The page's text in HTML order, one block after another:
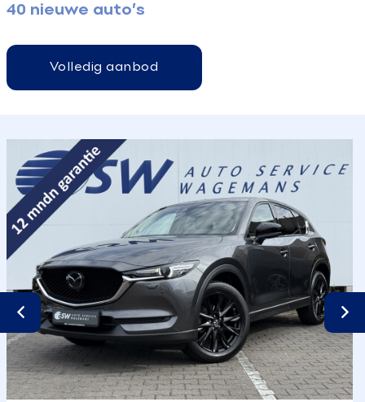
40 nieuwe auto’s
Volledig aanbod